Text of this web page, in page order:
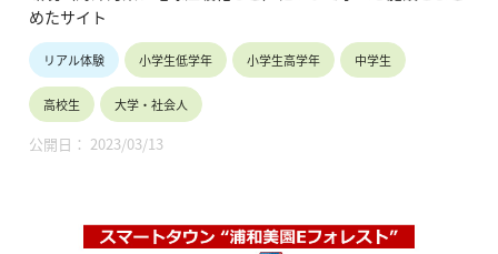
めたサイト
リアル体験 小学生低学年 小学生高学年 中学生
高校生 大学・社会人
公開日： 2023/03/13